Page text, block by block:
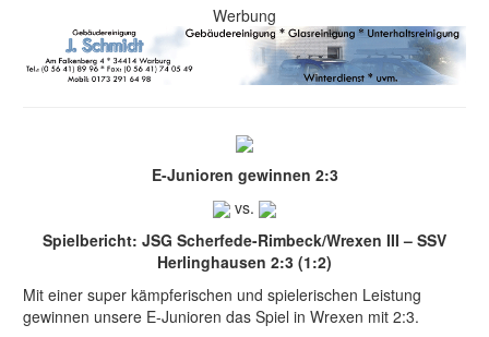
Werbung
E-Junioren gewinnen 2:3
vs.
Spielbericht: JSG Scherfede-Rimbeck/Wrexen III – SSV
Herlinghausen 2:3 (1:2)
Mit einer super kämpferischen und spielerischen Leistung
gewinnen unsere E-Junioren das Spiel in Wrexen mit 2:3.